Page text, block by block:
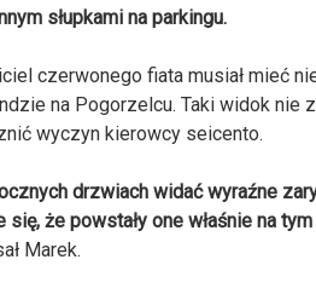
słupkami na parkingu.
czerwonego fiata musiał mieć
na Pogorzelcu. Taki widok
wyczyn kierowcy seicento.
drzwiach widać wyraźne
się, że powstały one właśnie na
Marek.